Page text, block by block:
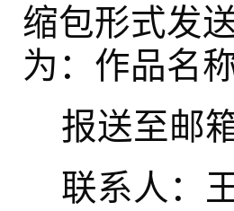
缩包形式发
为：作品名
报送至邮
联系人：